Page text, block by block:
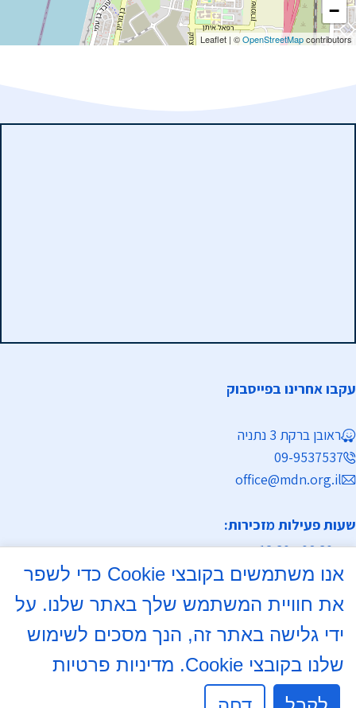
−
Leaflet | ©OpenStreetMapcontributors
עקבו אחרינו בפייסבוק
ראובן ברקת 3 נתניה
09-9537537
office@mdn.org.il
שעות פעילות מזכירות:
א-ה 08:30 - 12:30
א, ד 16:00- 18:00
ימי שישי וערבי חג : בתיאום מראש בטלפון
09-9537537
אנו משתמשים בקובצי Cookie כדי לשפר
את חוויית המשתמש שלך באתר שלנו. על
ידי גלישה באתר זה, הנך מסכים לשימוש
שלנו בקובצי Cookie.
מדיניות פרטיות